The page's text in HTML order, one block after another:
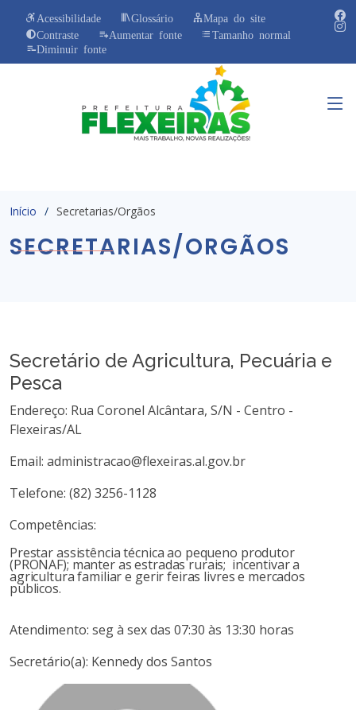
Acessibilidade Glossário
Mapa do site
Contraste
Aumentar fonte
Tamanho normal
Diminuir fonte
Início Secretarias/Orgãos
SECRETARIAS/ORGÃOS
Secretário de Agricultura, Pecuária e
Pesca
Endereço: Rua Coronel Alcântara, S/N - Centro -
Flexeiras/AL
Email: administracao@flexeiras.al.gov.br
Telefone: (82) 3256-1128
Competências:
Prestar assistência técnica ao pequeno produtor
(PRONAF); manter as estradas rurais; incentivar a
agricultura familiar e gerir feiras livres e mercados
públicos.
Atendimento: seg à sex das 07:30 às 13:30 horas
Secretário(a): Kennedy dos Santos